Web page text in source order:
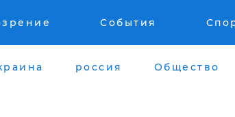
События
россия Общество